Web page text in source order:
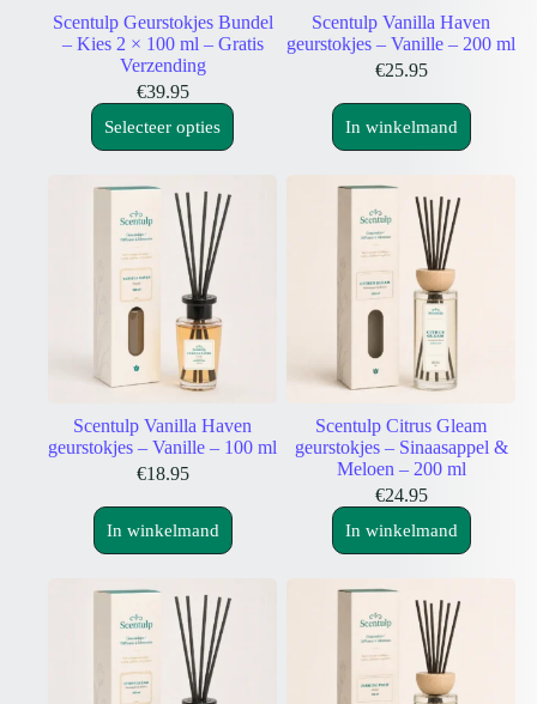
Begin met een beperkt aantal stokjes en voeg er naar wens meer toe.
De ervaren geursterkte hangt ook af van ventilatie, temperatuur,
ruimte en plaatsing.
Zijn de geuren in 100 ml en 200 ml hetzelfde?
Ja. Binnen dezelfde geurlijn is het geurprofiel gelijk; inhoud en
flesvorm verschillen.
Bekijk ook onzeroomsprays
voor geur op het moment dat jij dat
wilt, of ontdek de collectiepremium geurkaarsen
voor geur, sfeer en
een warme gloed.
Scentulp Geurstokjes Bundel
– Kies 2 × 100 ml – Gratis
Verzending
€39.95
Selecteer opties
Scentulp Vanilla Haven
geurstokjes – Vanille – 200 ml
€25.95
In winkelmand
Scentulp Vanilla Haven
geurstokjes – Vanille – 100 ml
€18.95
In winkelmand
Scentulp Citrus Gleam
geurstokjes – Sinaasappel &
Meloen – 200 ml
€24.95
In winkelmand